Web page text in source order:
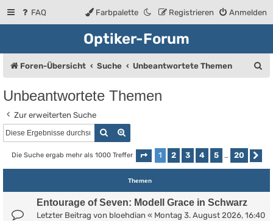
FAQ Anmelden
Registrieren
Farbpalette
Optiker-Forum
Foren-Übersicht Suche Unbeantwortete Themen
Unbeantwortete Themen
Zur erweiterten Suche
Suche
Die Suche ergab mehr als 1000 Treffer Seite 1von 20
1 2 3 4 5 … 20
Themen
Entourage of Seven: Modell Grace in Schwarz
Letzter Beitrag von bloehdian « Montag 3. August 2026, 16:40